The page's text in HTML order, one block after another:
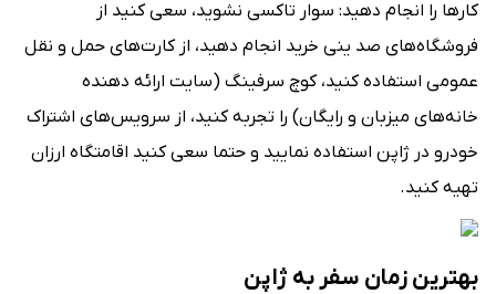
کارها را انجام دهید: سوار تاکسی نشوید، سعی کنید از
فروشگاه‌های صد ینی خرید انجام دهید، از کارت‌های حمل و نقل
عمومی استفاده کنید، کوچ سرفینگ (سایت ارائه دهنده
خانه‌های میزبان و رایگان) را تجربه کنید، از سرویس‌های اشتراک
خودرو در ژاپن استفاده نمایید و حتما سعی کنید اقامتگاه ارزان
تهیه کنید.
بهترین زمان سفر به ژاپن